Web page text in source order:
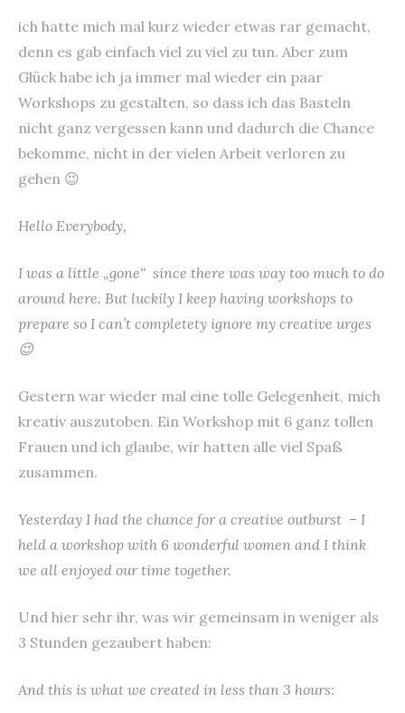
ich hatte mich mal kurz wieder etwas rar gemacht,
denn es gab einfach viel zu viel zu tun. Aber zum
Glück habe ich ja immer mal wieder ein paar
Workshops zu gestalten, so dass ich das Basteln
nicht ganz vergessen kann und dadurch die Chance
bekomme, nicht in der vielen Arbeit verloren zu
gehen 😉
Hello Everybody,
I was a little „gone“ since there was way too much to do
around here. But luckily I keep having workshops to
prepare so I can’t completety ignore my creative urges
😉
Gestern war wieder mal eine tolle Gelegenheit, mich
kreativ auszutoben. Ein Workshop mit 6 ganz tollen
Frauen und ich glaube, wir hatten alle viel Spaß
zusammen.
Yesterday I had the chance for a creative outburst – I
held a workshop with 6 wonderful women and I think
we all enjoyed our time together.
Und hier sehr ihr, was wir gemeinsam in weniger als
3 Stunden gezaubert haben:
And this is what we created in less than 3 hours: